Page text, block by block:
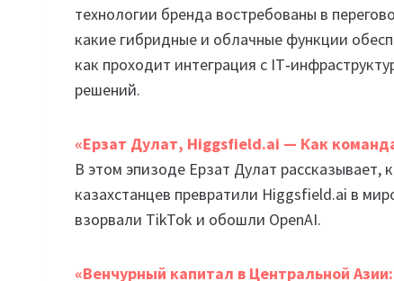
технологии бренда востребованы в
какие гибридные и облачные функции
как проходит интеграция с
решений.
«Ерзат Дулат, Higgsfield.ai — Как
В этом эпизоде Ерзат Дулат
казахстанцев превратили Higgsfield.ai в
взорвали TikTok и обошли OpenAI.
«Венчурный капитал в Центральной